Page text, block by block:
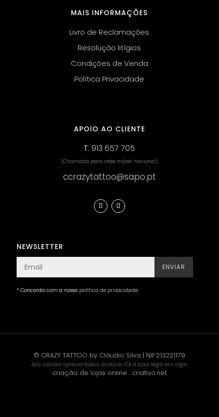
MAIS INFORMAÇÕES
Livro de Reclamações
Resolução litígios
Condições de Venda
Política Privacidade
APOIO AO CLIENTE
T.913 657 705
(Chamada para rede móvel nacional)
ccrazytattoo@sapo.pt
NEWSLETTER
ENVIAR
* Concorda com a nossa política de privacidade.
© CRAZY TATTOO by Cláudio Silva | NIF:213221179
Aos valores apresentados acresce IVA à taxa legal em vigor.
criação de lojas online : criativo.net